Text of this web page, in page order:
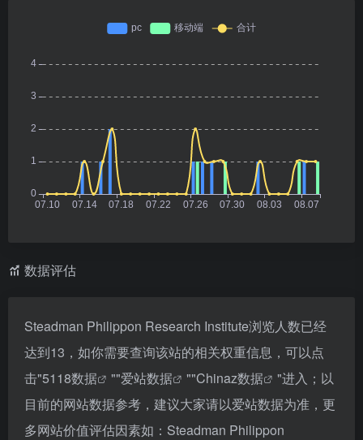
数据评估
Steadman Philippon Research Institute浏览人数已经
达到13，如你需要查询该站的相关权重信息，可以点
击"5118数据 ""爱站数据 ""Chinaz数据
"进入；以
目前的网站数据参考，建议大家请以爱站数据为准，更
多网站价值评估因素如：Steadman Philippon